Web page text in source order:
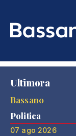
Ultimora
Bassano
Politica
07 ago 2026